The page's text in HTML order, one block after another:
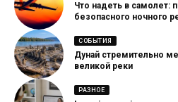
Что надеть в самолет:
безопасного ночного
СОБЫТИЯ
Дунай стремительно
великой реки
РАЗНОЕ